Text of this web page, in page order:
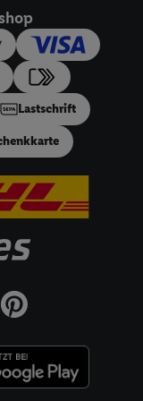
Lastschrift
und danach ein
Lidl
auch Ihre dort
Partner
Online-Kennung
ähnlich wie
können,
erkennen und
Partner auch Ihre
und
anhand
verfügbar ist.